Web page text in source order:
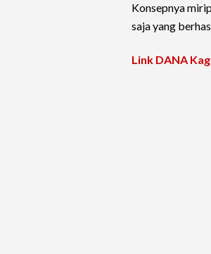
Konsepnya
saja yang
Link DANA